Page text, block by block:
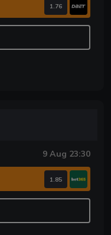
1.76
9 Aug 23:30
1.85